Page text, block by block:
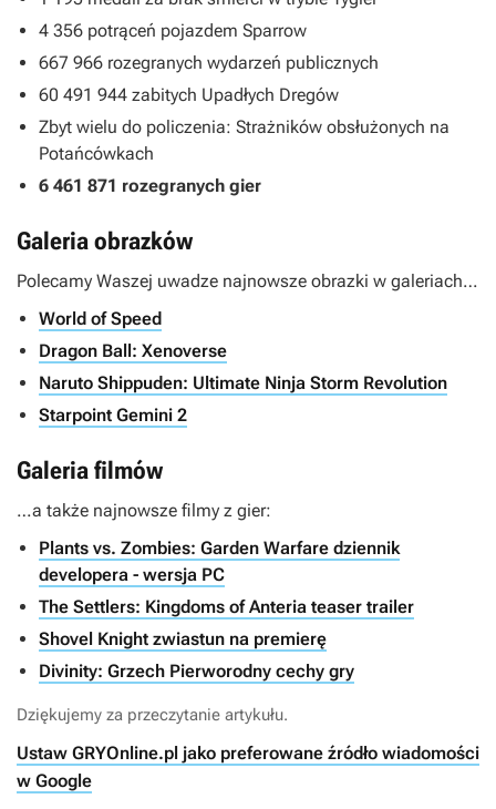
4 356 potrąceń pojazdem Sparrow
667 966 rozegranych wydarzeń publicznych
60 491 944 zabitych Upadłych Dregów
Zbyt wielu do policzenia: Strażników obsłużonych na
Potańcówkach
6 461 871 rozegranych gier
Galeria obrazków
Polecamy Waszej uwadze najnowsze obrazki w galeriach…
World of Speed
Dragon Ball: Xenoverse
Naruto Shippuden: Ultimate Ninja Storm Revolution
Starpoint Gemini 2
Galeria filmów
…a także najnowsze filmy z gier:
Plants vs. Zombies: Garden Warfare dziennik
developera - wersja PC
The Settlers: Kingdoms of Anteria teaser trailer
Shovel Knight zwiastun na premierę
Divinity: Grzech Pierworodny cechy gry
Dziękujemy za przeczytanie artykułu.
Ustaw GRYOnline.pl jako preferowane źródło wiadomości
w Google